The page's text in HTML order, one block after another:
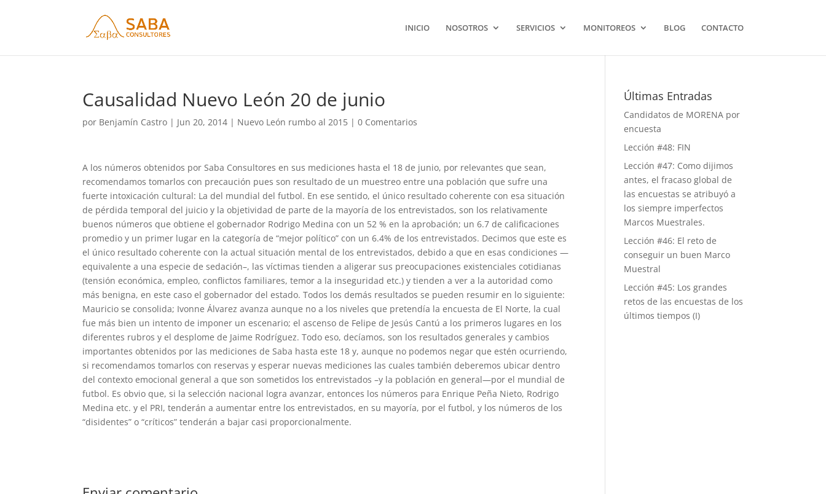
INICIO NOSOTROS SERVICIOS MONITOREOS BLOG CONTACTO
Causalidad Nuevo León 20 de junio
por Benjamín Castro | Jun 20, 2014 | Nuevo León rumbo al 2015 |0 Comentarios
A los números obtenidos por Saba Consultores en sus mediciones hasta el 18 de junio, por relevantes que sean,
recomendamos tomarlos con precaución pues son resultado de un muestreo entre una población que sufre una
fuerte intoxicación cultural: La del mundial del futbol. En ese sentido, el único resultado coherente con esa situación
de pérdida temporal del juicio y la objetividad de parte de la mayoría de los entrevistados, son los relativamente
buenos números que obtiene el gobernador Rodrigo Medina con un 52 % en la aprobación; un 6.7 de calificaciones
promedio y un primer lugar en la categoría de “mejor político” con un 6.4% de los entrevistados. Decimos que este es
el único resultado coherente con la actual situación mental de los entrevistados, debido a que en esas condiciones —
equivalente a una especie de sedación–, las víctimas tienden a aligerar sus preocupaciones existenciales cotidianas
(tensión económica, empleo, conflictos familiares, temor a la inseguridad etc.) y tienden a ver a la autoridad como
más benigna, en este caso el gobernador del estado. Todos los demás resultados se pueden resumir en lo siguiente:
Mauricio se consolida; Ivonne Álvarez avanza aunque no a los niveles que pretendía la encuesta de El Norte, la cual
fue más bien un intento de imponer un escenario; el ascenso de Felipe de Jesús Cantú a los primeros lugares en los
diferentes rubros y el desplome de Jaime Rodríguez. Todo eso, decíamos, son los resultados generales y cambios
importantes obtenidos por las mediciones de Saba hasta este 18 y, aunque no podemos negar que estén ocurriendo,
si recomendamos tomarlos con reservas y esperar nuevas mediciones las cuales también deberemos ubicar dentro
del contexto emocional general a que son sometidos los entrevistados –y la población en general—por el mundial de
futbol. Es obvio que, si la selección nacional logra avanzar, entonces los números para Enrique Peña Nieto, Rodrigo
Medina etc. y el PRI, tenderán a aumentar entre los entrevistados, en su mayoría, por el futbol, y los números de los
“disidentes” o “críticos” tenderán a bajar casi proporcionalmente.
Últimas Entradas
Candidatos de MORENA por
encuesta
Lección #48: FIN
Lección #47: Como dijimos
antes, el fracaso global de
las encuestas se atribuyó a
los siempre imperfectos
Marcos Muestrales.
Lección #46: El reto de
conseguir un buen Marco
Muestral
Lección #45: Los grandes
retos de las encuestas de los
últimos tiempos (I)